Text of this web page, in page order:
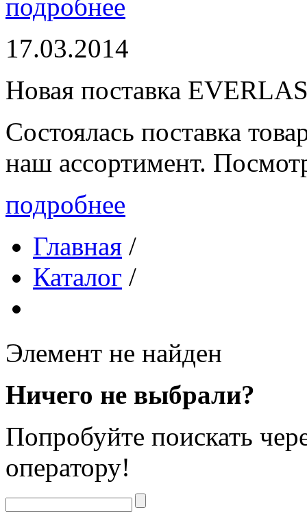
подробнее
17.03.2014
Новая поставка
Состоялась поставка
наш ассортимент.
подробнее
Главная /
Каталог /
Элемент не найден
Ничего не выбрали?
Попробуйте поискать
оператору!